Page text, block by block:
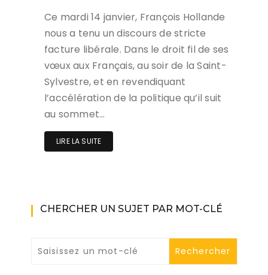
Ce mardi 14 janvier, François Hollande
nous a tenu un discours de stricte
facture libérale. Dans le droit fil de ses
vœux aux Français, au soir de la Saint-
Sylvestre, et en revendiquant
l’accélération de la politique qu’il suit
au sommet…
LIRE LA SUITE
CHERCHER UN SUJET PAR MOT-CLÉ